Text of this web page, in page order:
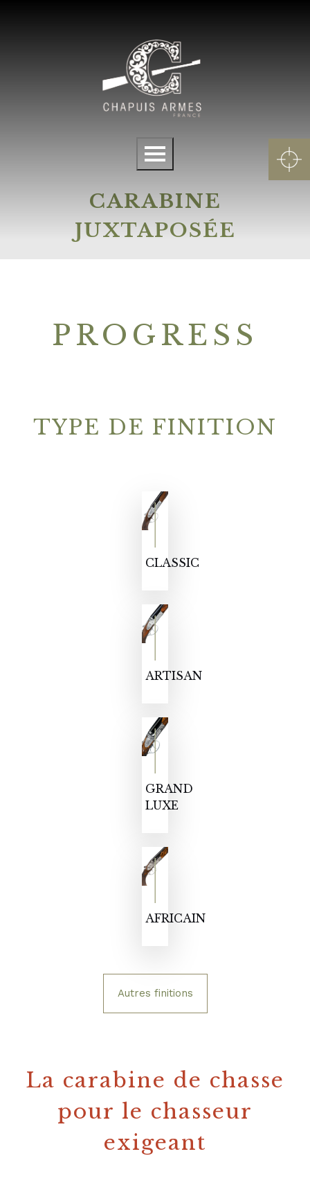
Menu
CARABINE
JUXTAPOSÉE
PROGRESS
TYPE DE FINITION
CLASSIC
ARTISAN
GRAND
LUXE
AFRICAIN
Autres finitions
La carabine de chasse
pour le chasseur
exigeant